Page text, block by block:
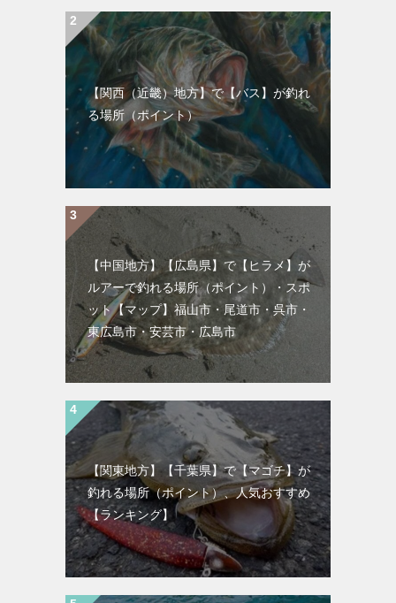
【関西（近畿）地方】で【バス】が釣れ
る場所（ポイント）
【中国地方】【広島県】で【ヒラメ】が
ルアーで釣れる場所（ポイント）・スポ
ット【マップ】福山市・尾道市・呉市・
東広島市・安芸市・広島市
【関東地方】【千葉県】で【マゴチ】が
釣れる場所（ポイント）、人気おすすめ
【ランキング】